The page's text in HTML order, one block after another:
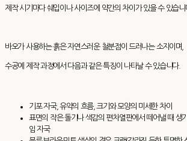
제작 시기마다 쉐입이나 사이즈에 약간의 차이가 있을 수 있습니
바오가 사용하는 흙은 자연스러운 철분점이 드러나는 소지이며,
수공예 제작 과정에서 다음과 같은 특징이 나타날 수 있습니다.
기포 자국, 유약의 흐름, 크기와 모양의 미세한 차이
표면의 작은 돌기나 색감의 편차열판에서 떼어낼 때 생
임 자국